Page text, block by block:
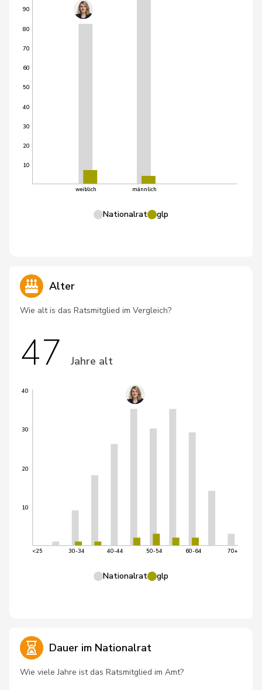
10
20
30
40
50
60
70
80
90
weiblich männlich
Nationalrat glp
Alter
Wie alt is das Ratsmitglied im Vergleich?
47 Jahre alt
10
20
30
40
<25 30-34 40-44 50-54 60-64 70+
Nationalrat glp
Dauer im Nationalrat
Wie viele Jahre ist das Ratsmitglied im Amt?